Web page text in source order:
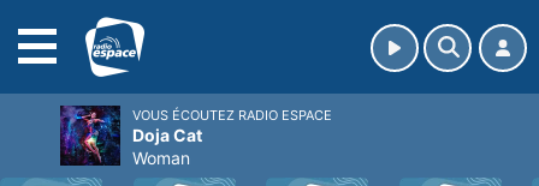
VOUS ÉCOUTEZ RADIO ESPACE
Doja Cat
Woman